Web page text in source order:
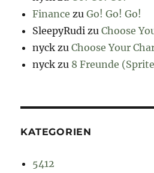
Finance zuGo! Go! Go!
SleepyRudi zuChoose
nyck zuChoose Your
nyck zu 8 Freunde
KATEGORIEN
5412